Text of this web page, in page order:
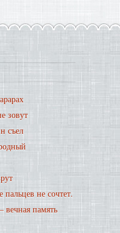
зовут
съел
не сочтет.
память